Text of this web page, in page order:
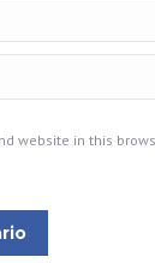
website in this